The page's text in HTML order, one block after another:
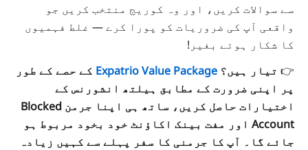
سے سوالات کریں، اور وہ کوریج منتخب کریں جو
واقعی آپ کی ضروریات کو پورا کرے — غلط فہمیوں
کا شکار ہوئے بغیر!
👉 تیار ہیں؟ Expatrio Value Package کے حصے کے طور
پر اپنی ضرورت کے مطابق ہیلتھ انشورنس کے
اختیارات حاصل کریں، ساتھ ہی اپنا جرمن Blocked
Account اور مفت بینک اکاؤنٹ خود بخود مربوط ہو
جائے گا۔ آپ کا جرمنی کا سفر پہلے سے کہیں زیادہ